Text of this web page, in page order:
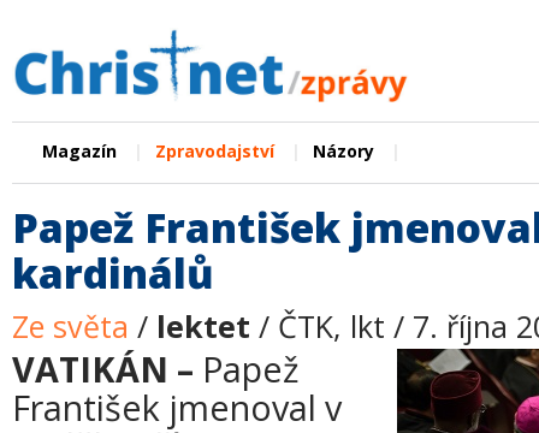
Magazín Zpravodajství Názory
Papež František
kardinálů
Ze světa / lektet / ČTK, lkt / 7. října
VATIKÁN – Papež
František jmenoval v